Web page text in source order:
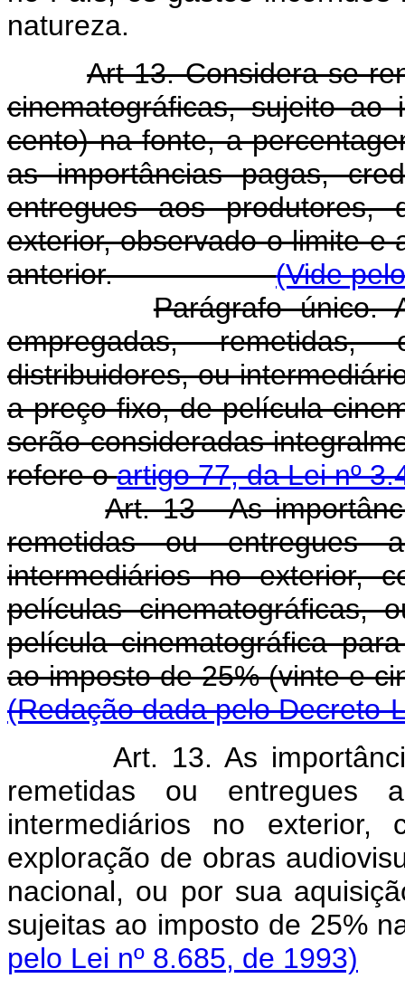
natureza.
Art 13. Considera-se
cinematográficas, sujeito
cento) na fonte, a
as importâncias pagas,
entregues aos produtores,
exterior, observado o limite e
anterior.(Vide
Parágrafo único.
empregadas,
distribuidores, ou
a preço fixo, de película
serão consideradas
refere oartigo 77, da Lei nº
Art. 13 - As
remetidas ou entregues
intermediários no exterior,
películas cinematográficas,
película cinematográfica
ao imposto de 25%
(Redação dada pelo Decreto-
Art. 13. As
remetidas ou entregues
intermediários no exterior,
exploração de obras
nacional, ou por sua
sujeitas ao imposto
pelo Lei nº 8.685, de 1993)